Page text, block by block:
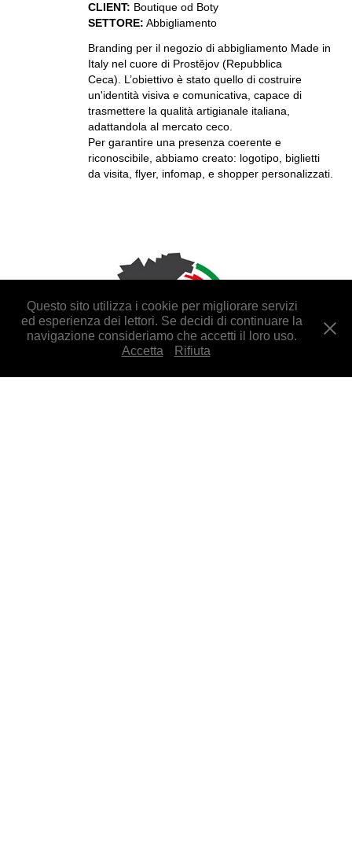
CLIENT: Boutique od Boty
SETTORE: Abbigliamento
Branding per il negozio di abbigliamento Made in
Italy nel cuore di Prostějov (Repubblica
Ceca). L’obiettivo è stato quello di costruire
un'identità visiva e comunicativa, capace di
trasmettere la qualità artigianale italiana,
adattandola al mercato ceco.
Per garantire una presenza coerente e
riconoscibile, abbiamo creato: logotipo, biglietti
da visita, flyer, infomap, e shopper personalizzati.
Questo sito utilizza i cookie per migliorare servizi
ed esperienza dei lettori. Se decidi di continuare la
navigazione consideriamo che accetti il loro uso.
Accetta
Rifiuta